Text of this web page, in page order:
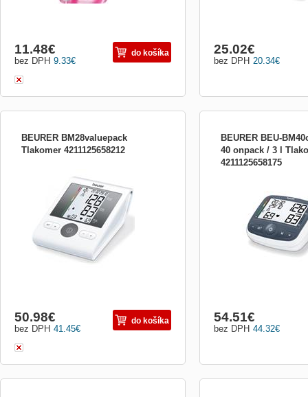
9.33€
bez DPH
11.48€ do košíka
20.34€
bez DPH
25.02€
BEURER BM28valuepack
Tlakomer 4211125658212
do sítě* plně automatické měření* rychlé a
pohodlné měření* LCD displej* 4 x 30
pamětí* výpočet průměrných hodnot*
detekce arytmie: varování v případě
možného poruchy srdečního rytmu*
manžeta 22 – 42 cm* d
41.45€
bez DPH
50.98€ do košíka
BEURER BEU-
40 onpack / 3 l
4211125658175
posledních 7 dní*
naměřených hodnot*
x 60 pamětí* WHO
arytmie: varov
44.32€
bez DPH
54.51€